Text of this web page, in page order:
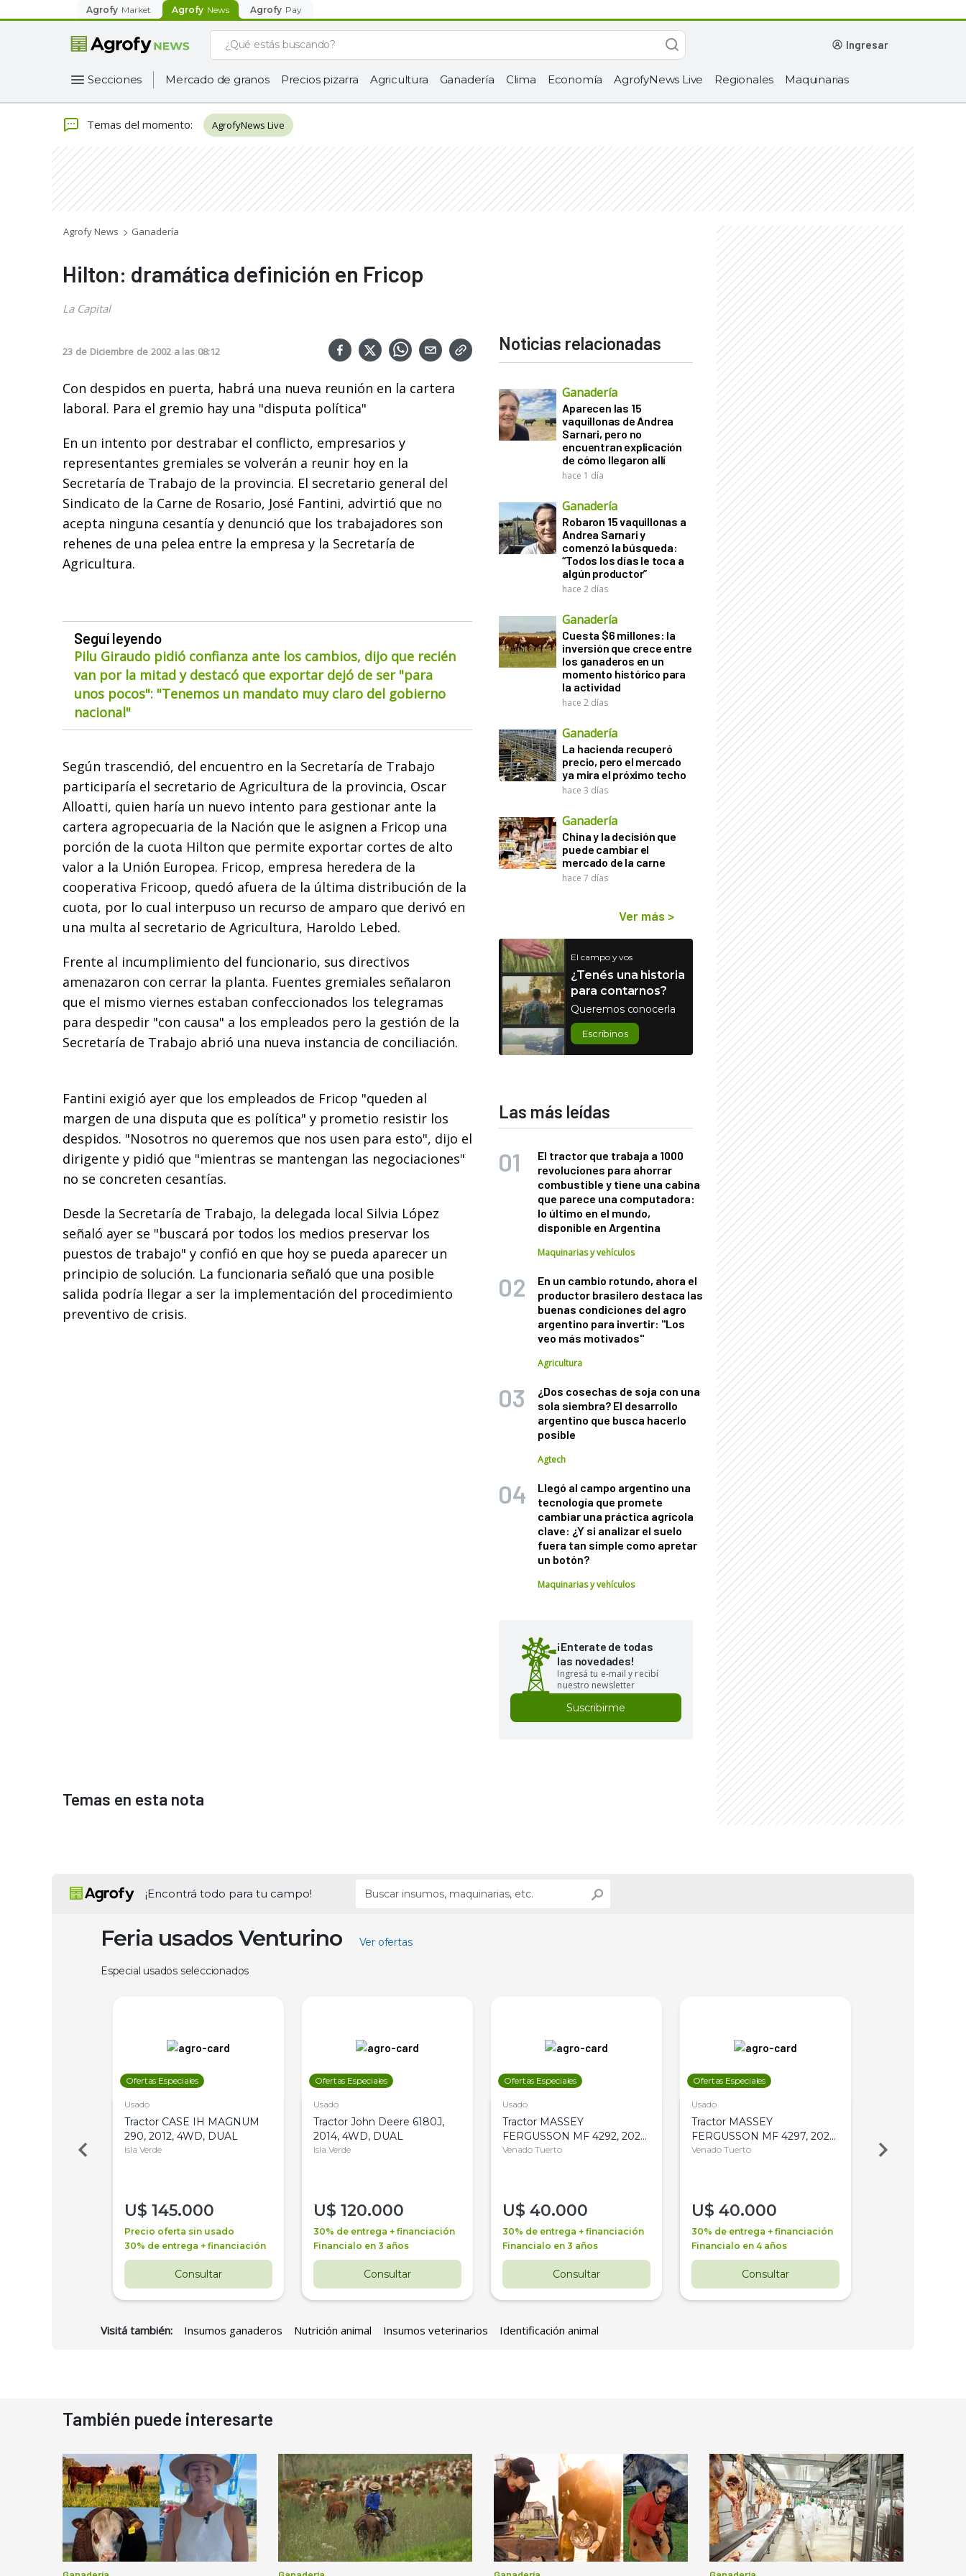
Agrofy Market Agrofy News Agrofy Pay
ingresar
Secciones Mercado de granos Precios pizarra Agricultura Ganadería Clima Economía AgrofyNews Live Regionales Maquinarias
Temas del momento: AgrofyNews Live
Agrofy News Ganadería
Hilton: dramática definición en Fricop
La Capital
23 de Diciembre de 2002 a las 08:12
Con despidos en puerta, habrá una nueva reunión en la cartera
laboral. Para el gremio hay una "disputa política"
En un intento por destrabar el conflicto, empresarios y
representantes gremiales se volverán a reunir hoy en la
Secretaría de Trabajo de la provincia. El secretario general del
Sindicato de la Carne de Rosario, José Fantini, advirtió que no
acepta ninguna cesantía y denunció que los trabajadores son
rehenes de una pelea entre la empresa y la Secretaría de
Agricultura.
Seguí leyendo
Pilu Giraudo pidió confianza ante los cambios, dijo que recién
van por la mitad y destacó que exportar dejó de ser "para
unos pocos": "Tenemos un mandato muy claro del gobierno
nacional"
Según trascendió, del encuentro en la Secretaría de Trabajo
participaría el secretario de Agricultura de la provincia, Oscar
Alloatti, quien haría un nuevo intento para gestionar ante la
cartera agropecuaria de la Nación que le asignen a Fricop una
porción de la cuota Hilton que permite exportar cortes de alto
valor a la Unión Europea. Fricop, empresa heredera de la
cooperativa Fricoop, quedó afuera de la última distribución de la
cuota, por lo cual interpuso un recurso de amparo que derivó en
una multa al secretario de Agricultura, Haroldo Lebed.
Frente al incumplimiento del funcionario, sus directivos
amenazaron con cerrar la planta. Fuentes gremiales señalaron
que el mismo viernes estaban confeccionados los telegramas
para despedir "con causa" a los empleados pero la gestión de la
Secretaría de Trabajo abrió una nueva instancia de conciliación.
Fantini exigió ayer que los empleados de Fricop "queden al
margen de una disputa que es política" y prometio resistir los
despidos. "Nosotros no queremos que nos usen para esto", dijo el
dirigente y pidió que "mientras se mantengan las negociaciones"
no se concreten cesantías.
Desde la Secretaría de Trabajo, la delegada local Silvia López
señaló ayer se "buscará por todos los medios preservar los
puestos de trabajo" y confió en que hoy se pueda aparecer un
principio de solución. La funcionaria señaló que una posible
salida podría llegar a ser la implementación del procedimiento
preventivo de crisis.
Noticias relacionadas
Ganadería
Aparecen las 15
vaquillonas de Andrea
Sarnari, pero no
encuentran explicación
de cómo llegaron allí
hace 1 día
Ganadería
Robaron 15 vaquillonas a
Andrea Sarnari y
comenzó la búsqueda:
“Todos los días le toca a
algún productor”
hace 2 días
Ganadería
Cuesta $6 millones: la
inversión que crece entre
los ganaderos en un
momento histórico para
la actividad
hace 2 días
Ganadería
La hacienda recuperó
precio, pero el mercado
ya mira el próximo techo
hace 3 días
Ganadería
China y la decisión que
puede cambiar el
mercado de la carne
hace 7 días
Ver más >
El campo y vos
¿Tenés una historia
para contarnos?
Queremos conocerla
Escribinos
Las más leídas
El tractor que trabaja a 1000
revoluciones para ahorrar
combustible y tiene una cabina
que parece una computadora:
lo último en el mundo,
disponible en Argentina
Maquinarias y vehículos
En un cambio rotundo, ahora el
productor brasilero destaca las
buenas condiciones del agro
argentino para invertir: "Los
veo más motivados"
Agricultura
¿Dos cosechas de soja con una
sola siembra? El desarrollo
argentino que busca hacerlo
posible
Agtech
Llegó al campo argentino una
tecnología que promete
cambiar una práctica agrícola
clave: ¿Y si analizar el suelo
fuera tan simple como apretar
un botón?
Maquinarias y vehículos
¡Enterate de todas
las novedades!
Ingresá tu e-mail y recibí
nuestro newsletter
Suscribirme
Temas en esta nota
¡Encontrá todo para tu campo!
Feria usados Venturino Ver ofertas
Especial usados seleccionados
Ofertas Especiales
Usado
Tractor CASE IH MAGNUM
290, 2012, 4WD, DUAL
Isla Verde
U$ 145.000
Precio oferta sin usado
30% de entrega + financiación
Consultar
Ofertas Especiales
Usado
Tractor John Deere 6180J,
2014, 4WD, DUAL
Isla Verde
U$ 120.000
30% de entrega + financiación
Financialo en 3 años
Consultar
Ofertas Especiales
Usado
Tractor MASSEY
FERGUSSON MF 4292, 2020,
4WD, PATON
Venado Tuerto
U$ 40.000
30% de entrega + financiación
Financialo en 3 años
Consultar
Ofertas Especiales
Usado
Tractor MASSEY
FERGUSSON MF 4297, 2020,
4WD, PATON
Venado Tuerto
U$ 40.000
30% de entrega + financiación
Financialo en 4 años
Consultar
Venado Tuerto
Visitá también: Insumos ganaderos Nutrición animal Insumos veterinarios Identificación animal
También puede interesarte